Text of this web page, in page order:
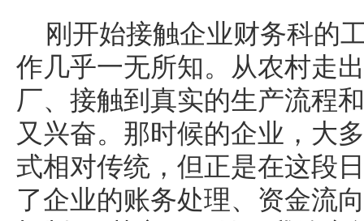
刚开始接触企业财务科的
作几乎一无所知。从农村走
厂、接触到真实的生产流程
又兴奋。那时候的企业，大
式相对传统，但正是在这段
了企业的账务处理、资金流